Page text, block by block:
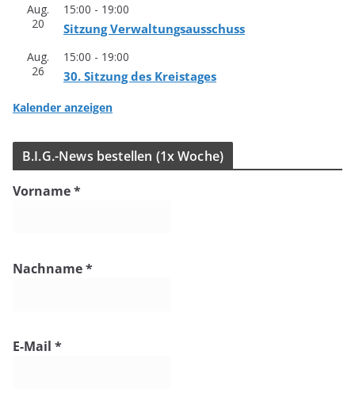
Aug.
20
15:00 - 19:00
Sit­zung Verwaltungsausschuss
Aug.
26
15:00 - 19:00
30. Sit­zung des Kreistages
Kalender anzeigen
B.I.G.-News bestel­len (1x Woche)
Vorname*
Nachname*
E-Mail *